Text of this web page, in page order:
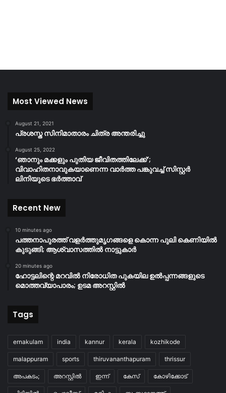
Most Viewed News
August 21, 2021
പ്രശസ്ത സിനിമാതാരം ചിത്ര അന്തരിച്ചു
August 25, 2022
‘ഞാനും മക്കളും പുതിയ ജീവിതത്തിലേക്ക്’;
വിവാഹിതനാവുകയാണെന്ന വാർത്ത പങ്കുവച്ച് സിസ്റ്റർ
ലിനിയുടെ ഭർത്താവ്
Recent New
10 minutes ago
പത്തനാപുരത്ത് വളർത്തുമൃഗങ്ങളെ കൊന്ന പുലി കെണിയിൽ
കുടുങ്ങി; ആശ്വാസത്തിൽ നാട്ടുകാർ
20 minutes ago
ഹോട്ടലിന്റെ മറവിൽ നിരോധിത പുകയില ഉൽപ്പന്നങ്ങളുടെ
മൊത്തവ്യാപാരം; ഉടമ അറസ്റ്റിൽ
Tags
ernakulam india kannur kerala kozhikode
malappuram sports thiruvananthapuram thrissur
അപകടം; അറസ്റ്റിൽ ഇന്ന് കേസ് കോഴിക്കോട്